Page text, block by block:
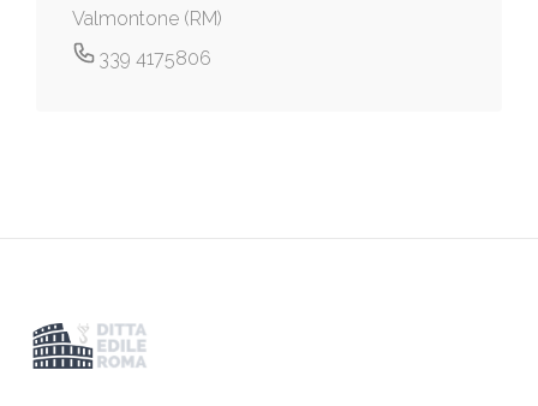
Valmontone (RM)
339 4175806